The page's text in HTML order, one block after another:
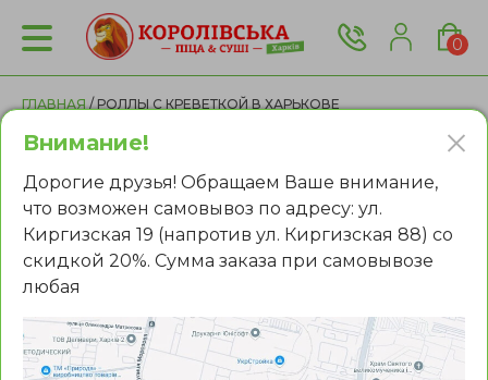
0
ГЛАВНАЯ/ РОЛЛЫ С КРЕВЕТКОЙ В ХАРЬКОВЕ
Роллы с доставкой в Харькове
Популярное
Запечённые роллы в Харькове
Темпура роллы в Харькове
Внимание!
Дорогие друзья! Обращаем Ваше внимание,
что возможен самовывоз по адресу: ул.
Киргизская 19 (напротив ул. Киргизская 88) со
скидкой 20%. Сумма заказа при самовывозе
любая